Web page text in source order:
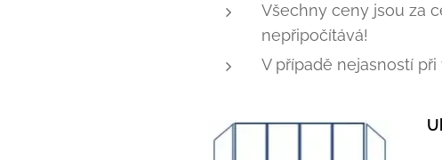
Všechny ceny jsou za
nepřipočítává!
V případě nejasností